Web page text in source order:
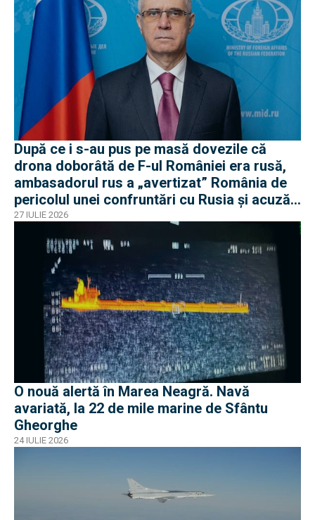
După ce i s-au pus pe masă dovezile că
drona doborâtă de F-ul României era rusă,
ambasadorul rus a „avertizat” România de
pericolul unei confruntări cu Rusia și acuză
o „înscenare propagandistă”
27 IULIE 2026
O nouă alertă în Marea Neagră. Navă
avariată, la 22 de mile marine de Sfântu
Gheorghe
24 IULIE 2026